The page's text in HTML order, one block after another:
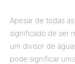
Apesar de todas
significado de ser
um divisor de
pode significar